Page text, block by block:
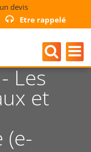
devis
Etre rappelé
Les
et
(e-